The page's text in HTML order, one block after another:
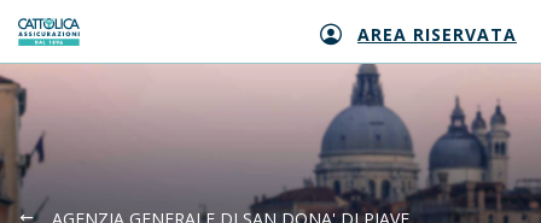
Generali logo AREA RISERVATA